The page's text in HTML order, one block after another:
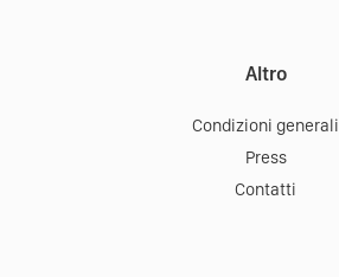
Altro
Condizioni generali
Press
Contatti